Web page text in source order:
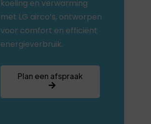
koeling en verwarming
met LG airco’s, ontworpen
voor comfort en efficiënt
energieverbruik.
Plan een afspraak